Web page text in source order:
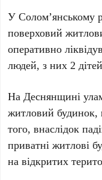
УСолом’янському
поверховий
оперативно
людей, з них 2 дітей
НаДеснянщині
житловий будинок,
того, внаслідок
приватні житлові
на відкритих